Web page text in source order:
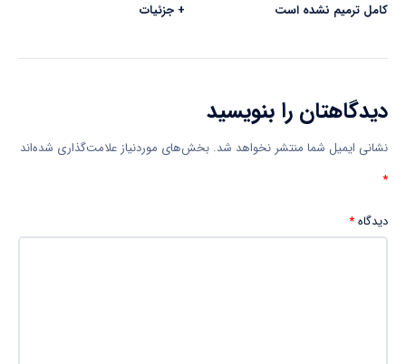
کامل ترمیم نشده است
+ جزئیات
دیدگاهتان را بنویسید
نشانی ایمیل شما منتشر نخواهد شد. بخش‌های موردنیاز علامت‌گذاری شده‌اند
*
دیدگاه*